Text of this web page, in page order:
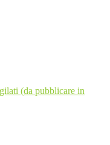
(da pubblicare in